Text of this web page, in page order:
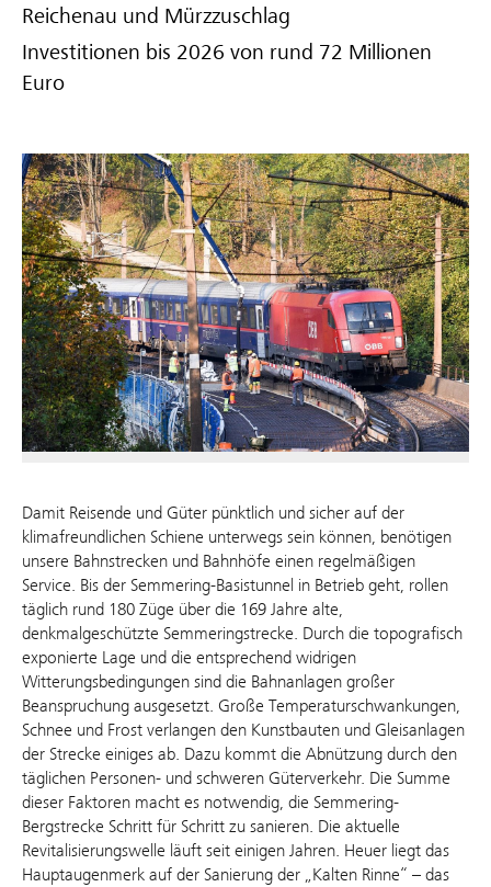
Reichenau und Mürzzuschlag
Investitionen bis 2026 von rund 72 Millionen
Euro
Damit Reisende und Güter pünktlich und sicher auf der
klimafreundlichen Schiene unterwegs sein können, benötigen
unsere Bahnstrecken und Bahnhöfe einen regelmäßigen
Service. Bis der Semmering-Basistunnel in Betrieb geht, rollen
täglich rund 180 Züge über die 169 Jahre alte,
denkmalgeschützte Semmeringstrecke. Durch die topografisch
exponierte Lage und die entsprechend widrigen
Witterungsbedingungen sind die Bahnanlagen großer
Beanspruchung ausgesetzt. Große Temperaturschwankungen,
Schnee und Frost verlangen den Kunstbauten und Gleisanlagen
der Strecke einiges ab. Dazu kommt die Abnützung durch den
täglichen Personen- und schweren Güterverkehr. Die Summe
dieser Faktoren macht es notwendig, die Semmering-
Bergstrecke Schritt für Schritt zu sanieren. Die aktuelle
Revitalisierungswelle läuft seit einigen Jahren. Heuer liegt das
Hauptaugenmerk auf der Sanierung der „Kalten Rinne“ – das